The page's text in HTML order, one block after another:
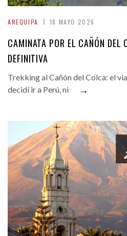
AREQUIPA 18 MAYO 2026
CAMINATA POR EL CAÑÓN DEL
DEFINITIVA
Trekking al Cañón del Colca: el
decidí ir a Perú, ni
→